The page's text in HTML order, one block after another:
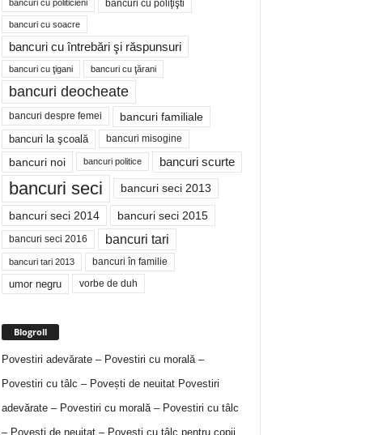
bancuri cu politicieni bancuri cu poliţişti
bancuri cu soacre
bancuri cu întrebări şi răspunsuri
bancuri cu ţigani bancuri cu ţărani
bancuri deocheate
bancuri despre femei bancuri familiale
bancuri la şcoală bancuri misogine
bancuri noi bancuri politice bancuri scurte
bancuri seci bancuri seci 2013
bancuri seci 2014 bancuri seci 2015
bancuri seci 2016 bancuri tari
bancuri tari 2013 bancuri în familie
umor negru vorbe de duh
Blogroll
Povestiri adevărate – Povestiri cu morală –
Povestiri cu tâlc – Povești de neuitatPovestiri
adevărate – Povestiri cu morală – Povestiri cu tâlc
– Povești de neuitat – Povești cu tâlc pentru copii